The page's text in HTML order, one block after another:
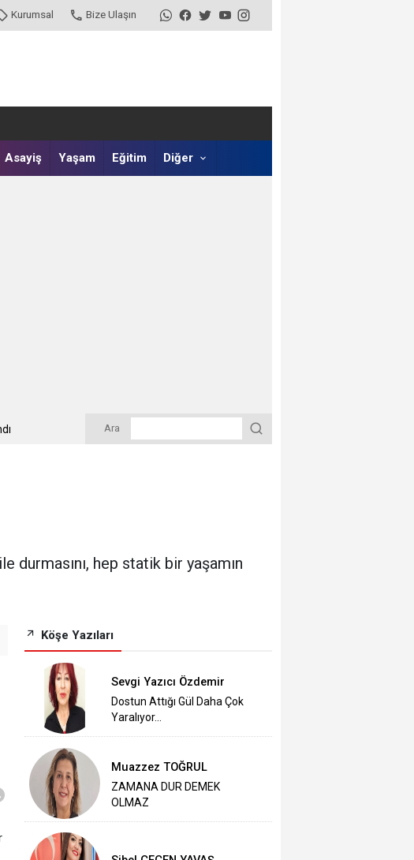
Kurumsal Bize Ulaşın
Asayiş Yaşam Eğitim Diğer
Ara
durmasını, hep statik bir yaşamın
Köşe Yazıları
Sevgi Yazıcı Özdemir
Dostun Attığı Gül Daha Çok
Yaralıyor...
Muazzez TOĞRUL
ZAMANA DUR DEMEK
OLMAZ